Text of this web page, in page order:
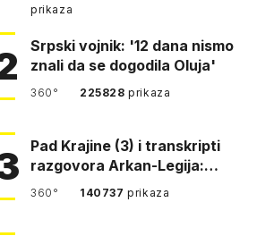
prikaza
Srpski vojnik: '12 dana nismo
znali da se dogodila Oluja'
360° 225828prikaza
Pad Krajine (3) i transkripti
razgovora Arkan-Legija:
'Čujem, prelazite ustašam…
360° 140737prikaza